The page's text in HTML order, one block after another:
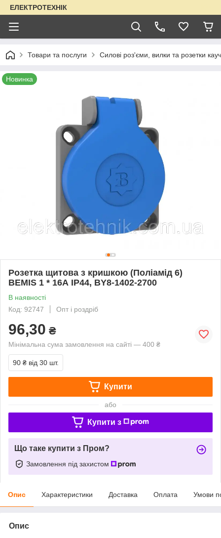
ЕЛЕКТРОТЕХНІК
Товари та послуги Силові роз'єми, вилки та розетки
Новинка
Розетка щитова з кришкою (Поліамід 6)
BEMIS 1 * 16А IP44, BY8-1402-2700
В наявності
Код: 92747
Опт і роздріб
96,30 ₴
Мінімальна сума замовлення на сайті — 400 ₴
90 ₴ від 30 шт.
Купити
або
Купити з
Що таке купити з Пром?
Замовлення під захистом
Опис Характеристики Доставка Оплата Умови
Опис